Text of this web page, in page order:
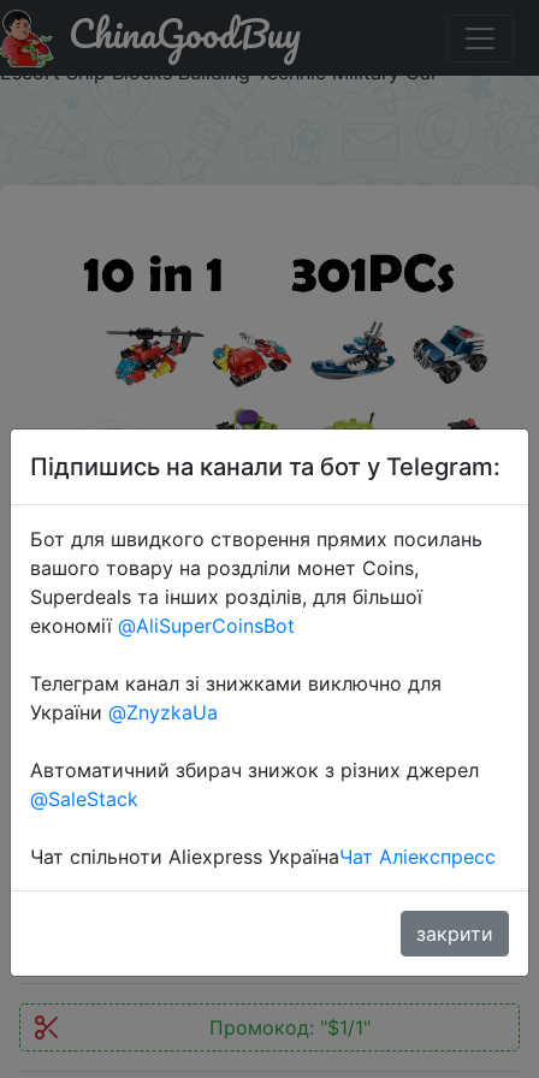
Придбати по знижці $1/1 HIPAC High Tech Building
Blocks Figures Toys for Kids Set Robot Machine Gun
Escort Ship Blocks Building Technic Military Car
ChinaGoodBuy
2020-05-30
Figures Toys for Kids Set Robot
Machine Gun Escort Ship Blocks
Building Technic Military Car
Промокод: "$1/1"
Підпишись на канали та бот у Telegram:
Бот для швидкого створення прямих посилань
вашого товару на роздліли монет Coins,
Superdeals та інших розділів, для більшої
економії @AliSuperCoinsBot
Телеграм канал зі знижками виключно для
України @ZnyzkaUa
Автоматичний збирач знижок з різних джерел
@SaleStack
Чат спільноти Aliexpress УкраїнаЧат Аліекспресс
закрити